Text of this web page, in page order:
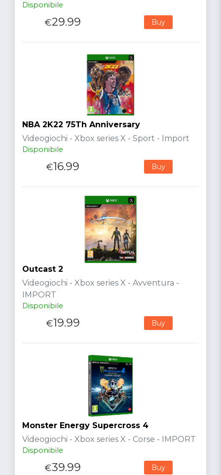
Disponibile
€29.99 Buy
NBA 2K22 75Th Anniversary
Videogiochi - Xbox series X - Sport - Import
Disponibile
€16.99 Buy
Outcast 2
Videogiochi - Xbox series X - Avventura -
IMPORT
Disponibile
€19.99 Buy
Monster Energy Supercross 4
Videogiochi - Xbox series X - Corse - IMPORT
Disponibile
€39.99 Buy